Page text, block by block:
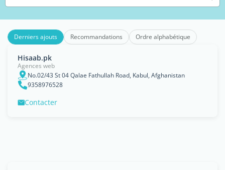
Derniers ajouts Recommandations Ordre alphabétique
Hisaab.pk
Agences web
No.02/43 St 04 Qalae Fathullah Road, Kabul, Afghanistan
9358976528
Contacter